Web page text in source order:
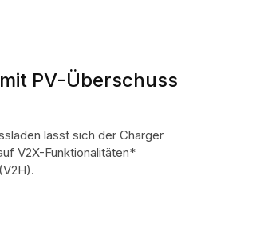
PV-Überschuss
lässt sich der Charger
V2X-Funktionalitäten*